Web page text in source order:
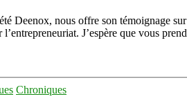
:
jeune
la
société
nous offre son témoignage
J’espère que vous
Catégories
Chroniques